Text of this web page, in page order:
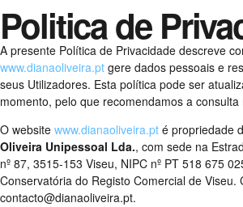
Politica de
A presente Política de Privacidade descreve
www.dianaoliveira.pt gere dados pessoais e
seus Utilizadores. Esta política pode ser
momento, pelo que recomendamos a
O website www.dianaoliveira.pt é propriedade
Oliveira Unipessoal Lda., com sede na
nº 87, 3515-153 Viseu, NIPC nº PT 518 675
Conservatória do Registo Comercial de Viseu.
contacto@dianaoliveira.pt.